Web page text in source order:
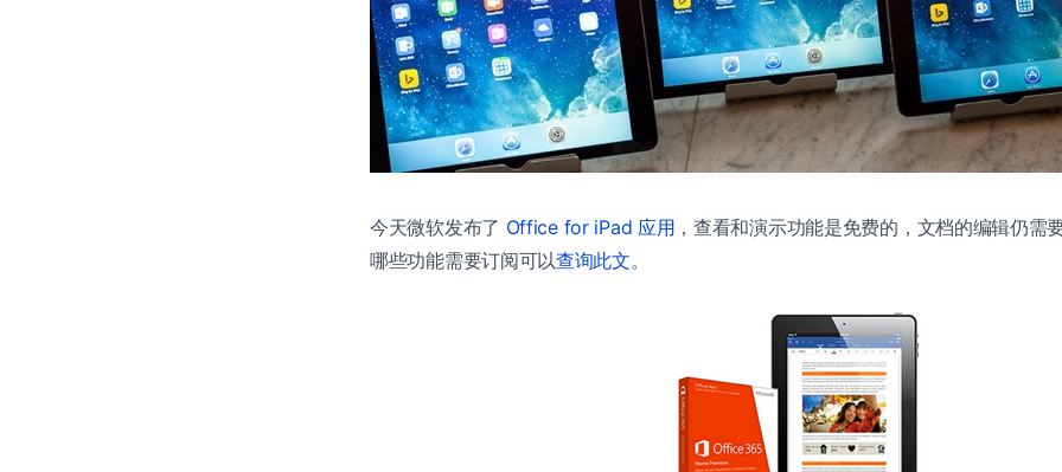
今天微软发布了 Office for iPad 应用 ，查看和演示功能是免费的，文档的编辑仍
哪些功能需要订阅可以查询此文。